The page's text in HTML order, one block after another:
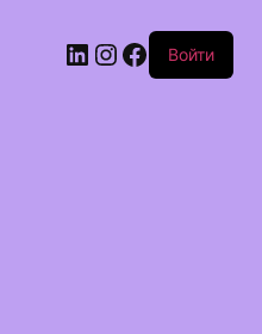
Войти